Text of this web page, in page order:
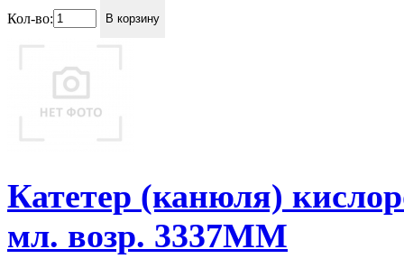
Кол-во: В корзину
Катетер (канюля)
мл. возр. 3337ММ